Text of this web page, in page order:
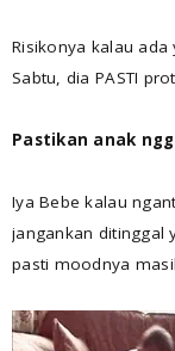
Risikonya kalau
Sabtu, dia PASTI
Pastikan anak
Iya Bebe kalau
jangankan ditinggal
pasti moodnya